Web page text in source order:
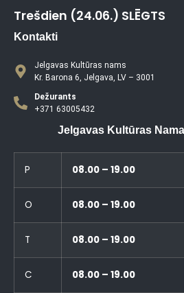
Trešdien (24.06.) SLĒGTS
Kontakti
Jelgavas Kultūras nams
Kr. Barona 6, Jelgava, LV – 3001
Dežurants
+371 63005432
Jelgavas Kultūras
P 08.00 – 19.00
O 08.00 – 19.00
T 08.00 – 19.00
C 08.00 – 19.00